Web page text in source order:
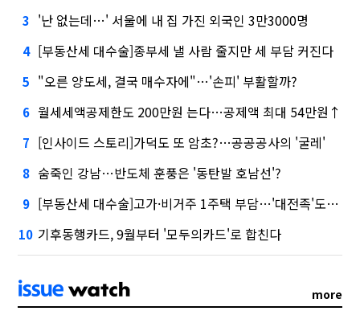
3 '난 없는데…' 서울에 내 집 가진 외국인 3만3000명
4 [부동산세 대수술]종부세 낼 사람 줄지만 세 부담 커진다
5 "오른 양도세, 결국 매수자에"…'손피' 부활할까?
6 월세세액공제한도 200만원 는다…공제액 최대 54만원↑
7 [인사이드 스토리]가덕도 또 암초?…공공공사의 '굴레'
8 숨죽인 강남…반도체 훈풍은 '동탄발 호남선'?
9 [부동산세 대수술]고가·비거주 1주택 부담…'대전족'도 불똥
10 기후동행카드, 9월부터 '모두의카드'로 합친다
more